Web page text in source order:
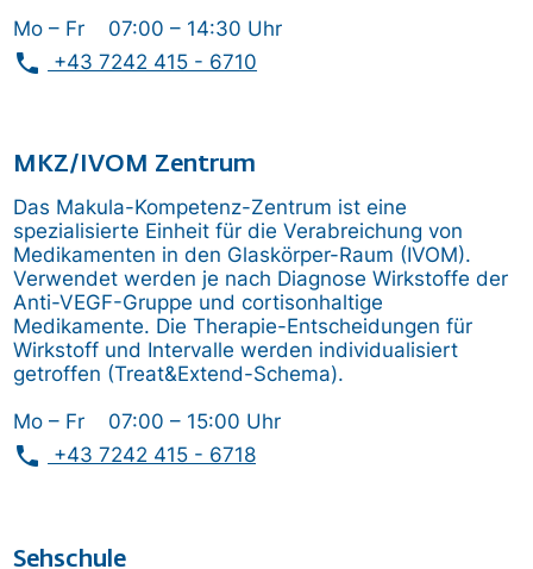
Mo – Fr 07:00 – 14:30 Uhr
phone +43 7242 415 - 6710
MKZ/IVOM Zentrum
Das Makula-Kompetenz-Zentrum ist eine
spezialisierte Einheit für die Verabreichung von
Medikamenten in den Glaskörper-Raum (IVOM).
Verwendet werden je nach Diagnose Wirkstoffe der
Anti-VEGF-Gruppe und cortisonhaltige
Medikamente. Die Therapie-Entscheidungen für
Wirkstoff und Intervalle werden individualisiert
getroffen (Treat&Extend-Schema).
Mo – Fr 07:00 – 15:00 Uhr
phone +43 7242 415 - 6718
Sehschule